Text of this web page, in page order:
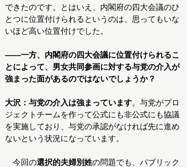
できたのです。とはいえ、内閣府の四大会議のひ
とつに位置付けられるというのは、思ってもいな
いほど高い位置付けでした。
――一方、内閣府の四大会議に位置付けられるこ
とによって、男女共同参画に対する与党の介入が
強まった面があるのではないでしょうか？
大沢： 与党の介入は強まっています。与党がプロ
ジェクトチームを作って公式にも非公式にも協議
を実施しており、与党の承認がなければ先に進め
ないという状況になっています。
今回の選択的夫婦別姓の問題でも、パブリック